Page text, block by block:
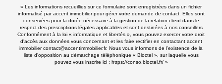
« Les informations recueillies sur ce formulaire sont enregistrées dans un fichier
informatisé par accent immobilier pour gérer votre demande de contact. Elles sont
conservées pour la durée nécessaire à la gestion de la relation client dans le
respect des prescriptions légales applicables et sont destinées à nos conseillers
Conformément à la loi « informatique et libertés », vous pouvez exercer votre droit
d'accès aux données vous concernant et les faire rectifier en contactant accent
immobilier contact@accentimmobilier.fr. Nous vous informons de l’existence de la
liste d'opposition au démarchage téléphonique « Bloctel », sur laquelle vous
pouvez vous inscrire ici : https://conso.bloctel.fr/»